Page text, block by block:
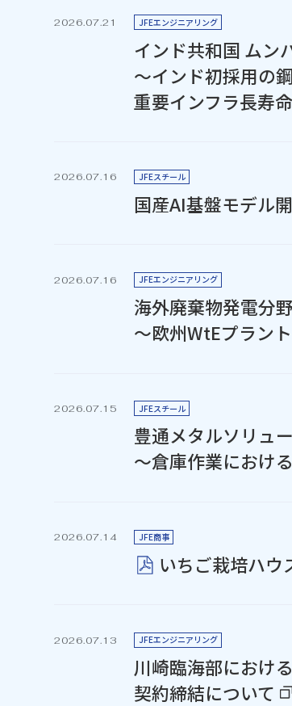
2026.07.21 JFEエンジニアリング
インド共和国 ムン
～インド初採用の
重要インフラ長寿
2026.07.16 JFEスチール
国産AI基盤モデル
2026.07.16 JFEエンジニアリング
海外廃棄物発電分
～欧州WtEプラン
2026.07.15 JFEスチール
豊通メタルソリュ
～倉庫作業におけ
2026.07.14 JFE商事
いちご栽培ハウ
2026.07.13 JFEエンジニアリング
川崎臨海部におけ
契約締結について